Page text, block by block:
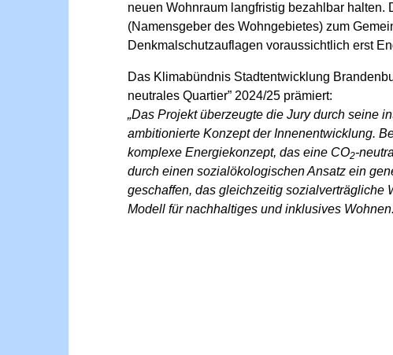
neuen Wohnraum langfristig bezahlbar
(Namensgeber des Wohngebietes) zum
Denkmalschutzauflagen voraussichtlich erst
Das Klimabündnis Stadtentwicklung
neutrales Quartier” 2024/25 prämiert:
„Das Projekt überzeugte die Jury durch seine
ambitionierte Konzept der Innenentwicklung.
komplexe Energiekonzept, das eine CO2-
durch einen sozialökologischen Ansatz ein
geschaffen, das gleichzeitig sozialverträgliche
Modell für nachhaltiges und inklusives